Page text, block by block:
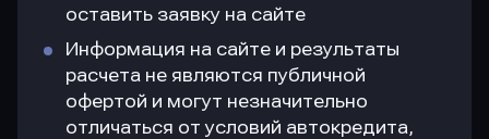
оставить заявку на сайте
Информация на сайте и результаты
расчета не являются публичной
офертой и могут незначительно
отличаться от условий автокредита,